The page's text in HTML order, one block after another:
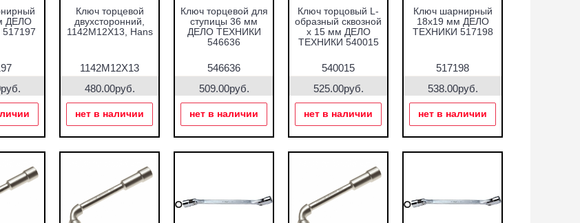
ДЕЛО
Ключ торцевой
двухсторонний,
1142M12X13, Hans
1142M12X13
480.00руб.
нет в наличии
Ключ торцевой для
ступицы 36 мм
ДЕЛО ТЕХНИКИ
546636
546636
509.00руб.
нет в наличии
Ключ торцовый L-
образный сквозной
х 15 мм ДЕЛО
ТЕХНИКИ 540015
540015
525.00руб.
нет в наличии
Ключ шарнирный
18х19 мм ДЕЛО
ТЕХНИКИ 517198
517198
538.00руб.
нет в наличии